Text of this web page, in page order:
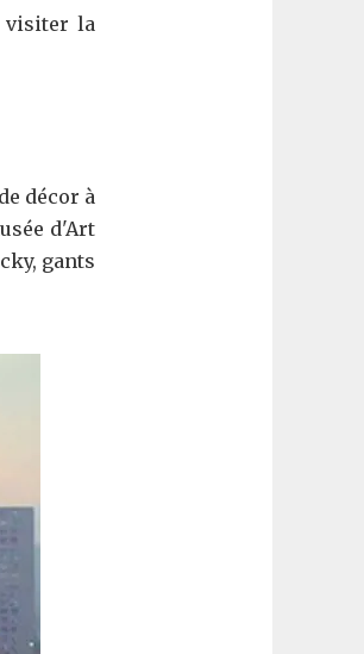
visiter la
décor à
d'Art
gants